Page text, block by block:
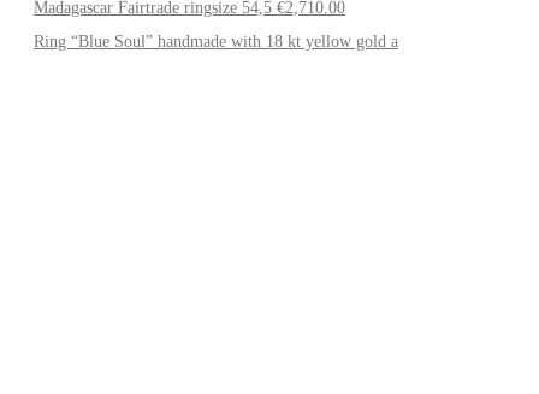
Ring “Blue Soul” handmade with 18 kt yellow gold a